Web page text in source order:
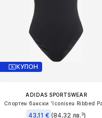
КУПОН
ADIDAS SPORTSWEAR
43,11 € (84,32 лв.³)